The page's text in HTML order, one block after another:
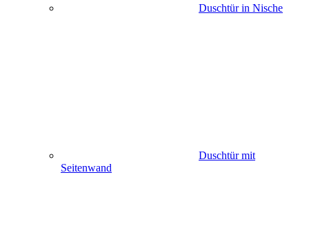
Duschtür in Nische
Duschtür mit
Seitenwand